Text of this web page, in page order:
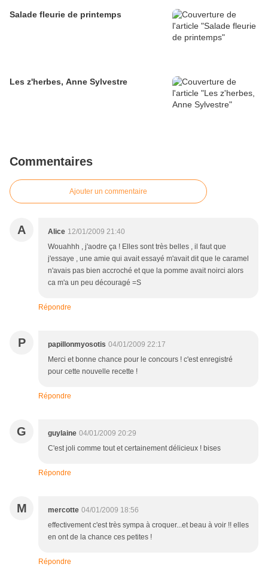
Salade fleurie de printemps
Les z'herbes, Anne Sylvestre
Commentaires
Ajouter un commentaire
A Alice 12/01/2009 21:40
Wouahhh , j'aodre ça ! Elles sont très belles , il faut que
j'essaye , une amie qui avait essayé m'avait dit que le caramel
n'avais pas bien accroché et que la pomme avait noirci alors
ca m'a un peu découragé =S
Répondre
P papillonmyosotis 04/01/2009 22:17
Merci et bonne chance pour le concours ! c'est enregistré
pour cette nouvelle recette !
Répondre
G guylaine 04/01/2009 20:29
C'est joli comme tout et certainement délicieux ! bises
Répondre
M mercotte 04/01/2009 18:56
effectivement c'est très sympa à croquer...et beau à voir !! elles
en ont de la chance ces petites !
Répondre